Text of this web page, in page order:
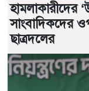
হামলাকারীদের
সাংবাদিকদের
ছাত্রদলের